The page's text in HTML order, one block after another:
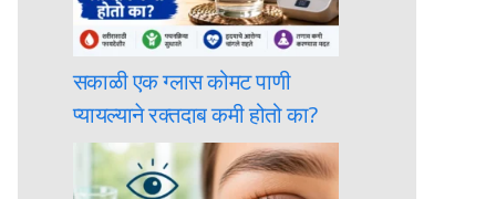
सकाळी एक ग्लास कोमट पाणी
प्यायल्याने रक्तदाब कमी होतो का?